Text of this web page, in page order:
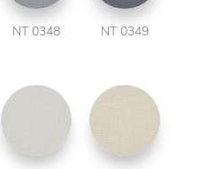
NT 0348 NT 0349